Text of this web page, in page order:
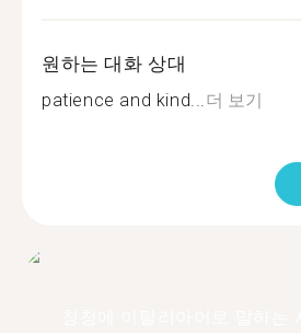
원하는 대화 상대
patience and kind...더 보기